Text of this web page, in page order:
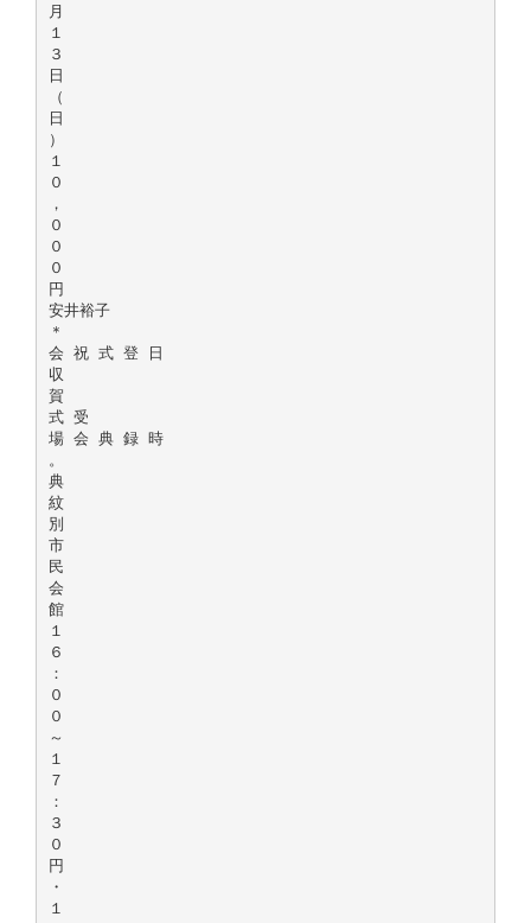
月
１
３
日
（
日
）
１
０
，
０
０
０
円
安井裕子
＊
会 祝 式 登 日
収
賀
式 受
場 会 典 録 時
。
典
紋
別
市
民
会
館
１
６
：
０
０
～
１
７
：
３
０
円
・
１